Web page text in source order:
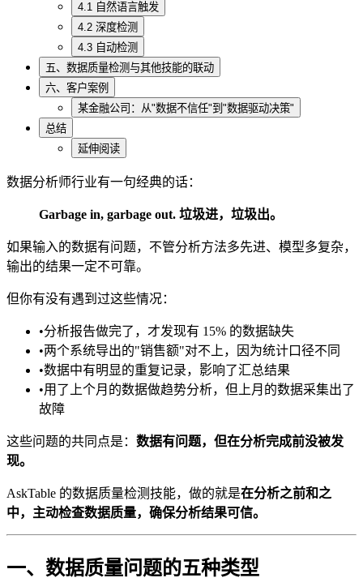
4.1 自然语言触发
4.2 深度检测
4.3 自动检测
五、数据质量检测与其他技能的联动
六、客户案例
某金融公司：从"数据不信任"到"数据驱动决策"
总结
延伸阅读
数据分析师行业有一句经典的话：
Garbage in, garbage out. 垃圾进，垃圾出。
如果输入的数据有问题，不管分析方法多先进、模型多复杂，
输出的结果一定不可靠。
但你有没有遇到过这些情况：
•分析报告做完了，才发现有 15% 的数据缺失
•两个系统导出的"销售额"对不上，因为统计口径不同
•数据中有明显的重复记录，影响了汇总结果
•用了上个月的数据做趋势分析，但上月的数据采集出了
故障
这些问题的共同点是： 数据有问题，但在分析完成前没被发
现。
AskTable 的数据质量检测技能，做的就是在分析之前和之
中，主动检查数据质量，确保分析结果可信。
一、数据质量问题的五种类型